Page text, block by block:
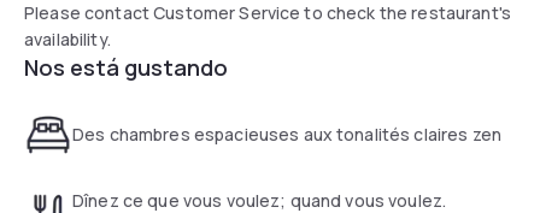
Please contact Customer Service to check the restaurant's
availability.
Nos está gustando
Des chambres espacieuses aux tonalités claires zen
Dînez ce que vous voulez; quand vous voulez.